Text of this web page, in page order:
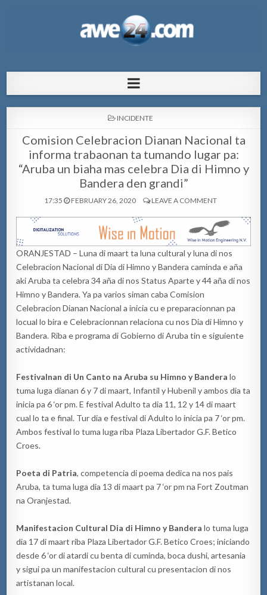
pa Aruba
POSTED
INCIDENTE
Comision Celebracion Dianan Nacional ta
informa trabaonan ta tumando lugar pa:
“Aruba un biaha mas celebra Dia di Himno y
Bandera den grandi”
17:35 FEBRUARY 26, 2020 LEAVE A COMMENT
ORANJESTAD – Luna di maart ta luna cultural y luna di nos
Celebracion Nacional di Dia di Himno y Bandera caminda e aña
aki Aruba ta celebra 34 aña di nos Status Aparte y 44 aña di nos
Himno y Bandera. Ya pa varios siman caba Comision
Celebracion Dianan Nacional a inicia cu e preparacionnan pa
locual lo bira e Celebracionnan relaciona cu nos Dia di Himno y
Bandera. Riba e programa di Gobierno di Aruba tin e siguiente
actividadnan:
Festivalnan di Un Canto na Aruba su Himno y Bandera lo
tuma luga dianan 6 y 7 di maart, Infantil y Hubenil y ambos dia ta
inicia pa 6 ‘or pm. E festival Adulto ta dia 11, 12 y 14 di maart
cual lo ta e final. Tur dia e festival di Adulto lo inicia pa 7 ‘or pm.
Ambos festival lo tuma luga riba Plaza Libertador G.F. Betico
Croes.
Poeta di Patria, competencia di poema dedica na nos pais
Aruba, ta tuma luga dia 13 di maart pa 7 ‘or pm na Fort Zoutman
na Oranjestad.
Manifestacion Cultural Dia di Himno y Bandera lo tuma luga
dia 17 di maart riba Plaza Libertador G.F. Betico Croes; iniciando
desde 6 ‘or di atardi cu benta di cuminda, boca dushi, artesania
y sigui pa un manifestacion cultural cu presentacion di nos
artistanan local.